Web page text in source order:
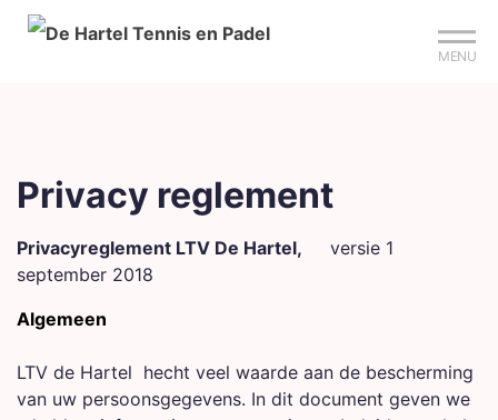
MENU
Privacy reglement
Privacyreglement LTV De Hartel, versie 1
september 2018
Algemeen
LTV de Hartel hecht veel waarde aan de bescherming
van uw persoonsgegevens. In dit document geven we